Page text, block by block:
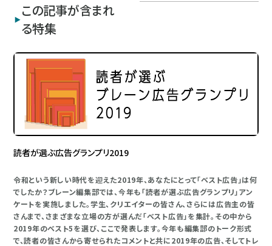
この記事が含まれ
る特集
読者が選ぶ広告グランプリ2019
令和という新しい時代を迎えた2019年、あなたにとって「ベスト広告」は何
でしたか？ブレーン編集部では、今年も「読者が選ぶ広告グランプリ」アン
ケートを実施しました。学生、クリエイターの皆さん、さらには広告主の皆
さんまで、さまざまな立場の方が選んだ「ベスト広告」を集計。その中から
2019年のベスト5を選び、ここで発表します。今年も編集部のトーク形式
で、読者の皆さんから寄せられたコメントと共に2019年の広告、そしてトレ